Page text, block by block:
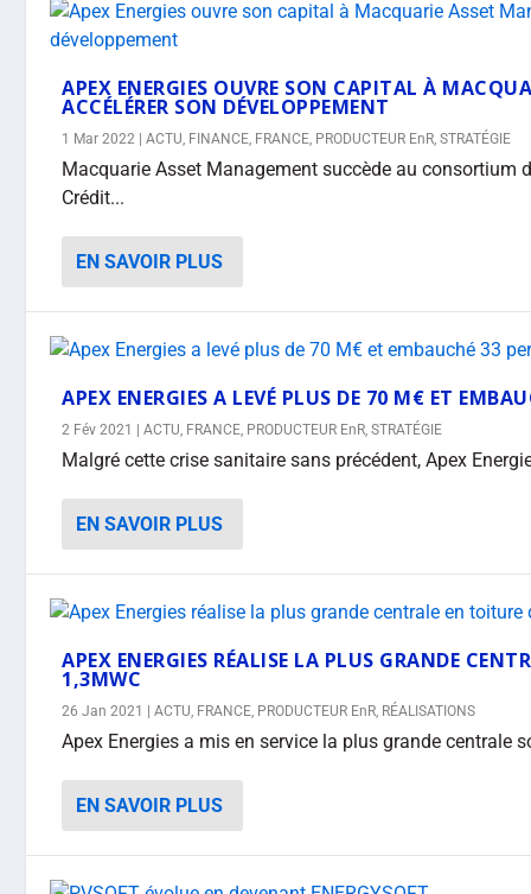
APEX ENERGIES OUVRE SON CAPITAL À
ACCÉLÉRER SON DÉVELOPPEMENT
1 Mar 2022 |ACTU, FINANCE, FRANCE, PRODUCTEUR EnR,STRATÉGIE
Macquarie Asset Management succède au consortium
Crédit...
EN SAVOIR PLUS
APEX ENERGIES A LEVÉ PLUS DE 70 M€ ET
2 Fév 2021 |ACTU, FRANCE, PRODUCTEUR EnR,STRATÉGIE
Malgré cette crise sanitaire sans précédent, Apex
EN SAVOIR PLUS
APEX ENERGIES RÉALISE LA PLUS GRANDE
1,3MWC
26 Jan 2021 |ACTU, FRANCE, PRODUCTEUR EnR, RÉALISATIONS
Apex Energies a mis en service la plus grande centrale
EN SAVOIR PLUS